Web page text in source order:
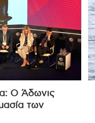
Ο Άδωνις
των